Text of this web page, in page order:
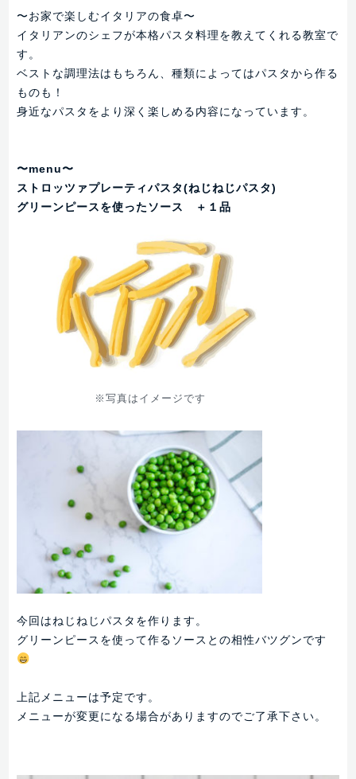
〜お家で楽しむイタリアの食卓〜
イタリアンのシェフが本格パスタ料理を教えてくれる教室で
す。
ベストな調理法はもちろん、種類によってはパスタから作る
ものも！
身近なパスタをより深く楽しめる内容になっています。
〜menu〜
ストロッツァプレーティパスタ(ねじねじパスタ)
グリーンピースを使ったソース ＋１品
※写真はイメージです
今回はねじねじパスタを作ります。
グリーンピースを使って作るソースとの相性バツグンです
上記メニューは予定です。
メニューが変更になる場合がありますのでご了承下さい。